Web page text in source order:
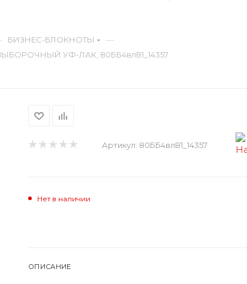
БИЗНЕС-БЛОКНОТЫ —
УФ-ЛАК, 80ББ4влВ1_14357
Артикул: 80ББ4влВ1_14357
Нет в наличии
ОПИСАНИЕ